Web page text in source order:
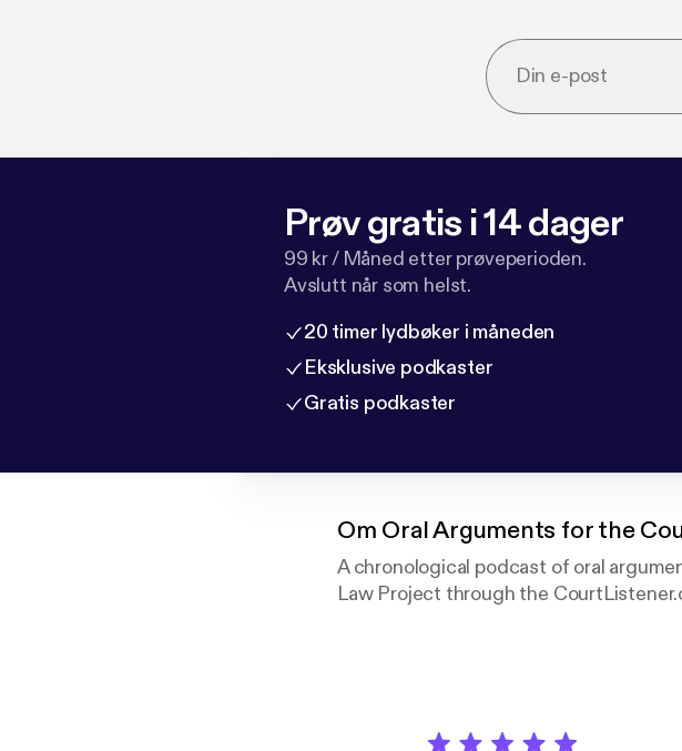
Prøv gratis i 14 dager
99 kr / Måned etter prøveperioden.
Avslutt når som helst.
20 timer lydbøker i måneden
Eksklusive podkaster
Gratis podkaster
Om Oral Arguments for the
A chronological podcast of oral
Law Project through the